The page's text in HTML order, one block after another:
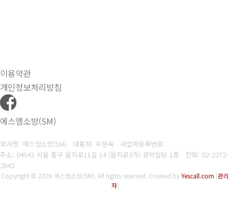
이용약관
개인정보처리방침
에스엠소방(SM)
회사명: 에스엠소방(SM) 대표자: 우문숙 사업자등록번호:
주소: 04543 서울 중구 을지로11길 14 (을지로3가) 광덕빌딩 1층 전화: 02-2272-
2042
Copyright © 2026 에스엠소방(SM). All rights reserved. Created byYescall.com [관리
자]